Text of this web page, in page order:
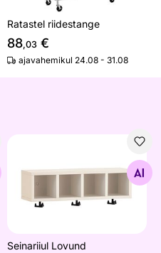
Ratastel riidestange
88,03 €
ajavahemikul 24.08 - 31.08
Otsi sarnaseid
Seinariiul Lovund